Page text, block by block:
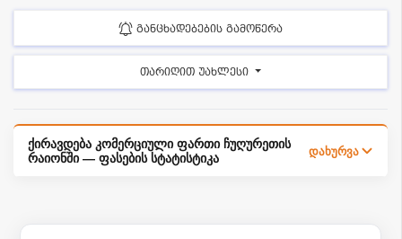
განცხადებების გამოწერა
თარიღით უახლესი
ქირავდება კომერციული ფართი ჩუღურეთის
რაიონში — ფასების სტატისტიკა
დახურვა
32 000 | m² 25